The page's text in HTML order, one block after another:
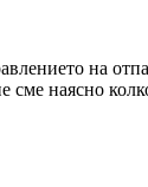
на
сме наясно